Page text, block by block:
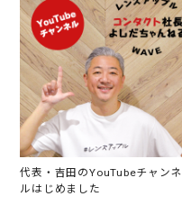
代表・吉田のYouTubeチャンネ
ルはじめました